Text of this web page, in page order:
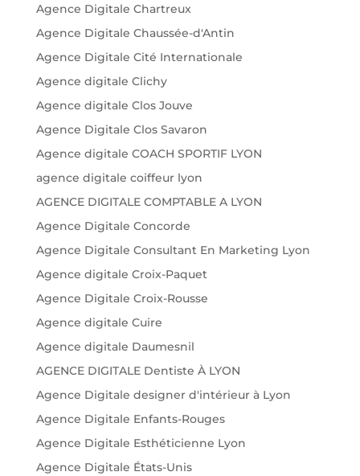
Agence Digitale Chartreux
Agence Digitale Chaussée-d'Antin
Agence Digitale Cité Internationale
Agence digitale Clichy
Agence digitale Clos Jouve
Agence Digitale Clos Savaron
Agence digitale COACH SPORTIF LYON
agence digitale coiffeur lyon
AGENCE DIGITALE COMPTABLE A LYON
Agence Digitale Concorde
Agence Digitale Consultant En Marketing Lyon
Agence digitale Croix-Paquet
Agence Digitale Croix-Rousse
Agence digitale Cuire
Agence digitale Daumesnil
AGENCE DIGITALE Dentiste À LYON
Agence Digitale designer d'intérieur à Lyon
Agence Digitale Enfants-Rouges
Agence Digitale Esthéticienne Lyon
Agence Digitale États-Unis